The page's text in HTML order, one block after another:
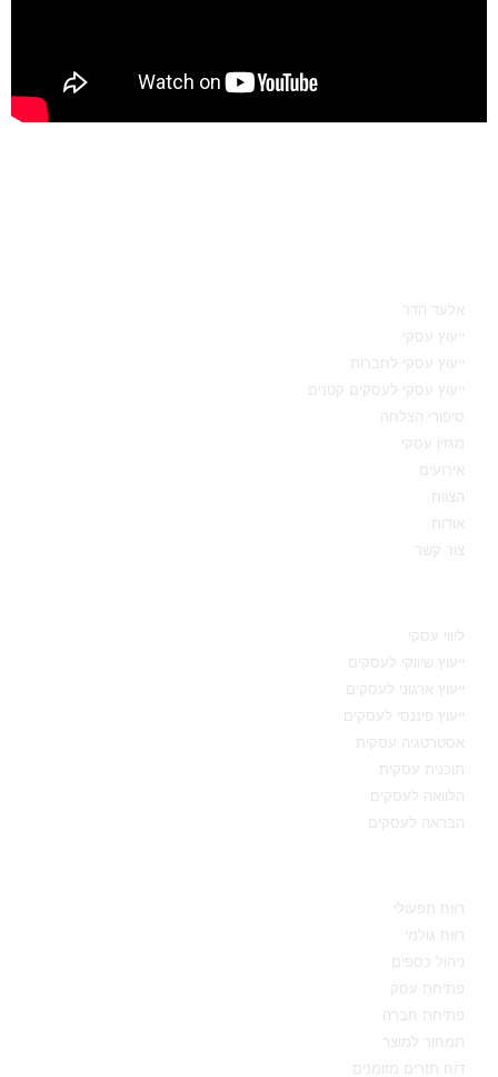
אלעד הדר
ייעוץ עסקי
ייעוץ עסקי לחברות
ייעוץ עסקי לעסקים קטנים
סיפורי הצלחה
מגזין עסקי
אירועים
הצוות
אודות
צור קשר
ליווי עסקי
ייעוץ שיווקי לעסקים
ייעוץ ארגוני לעסקים
ייעוץ פיננסי לעסקים
אסטרטגיה עסקית
תוכנית עסקית
הלוואה לעסקים
הבראה לעסקים
רווח תפעולי
רווח גולמי
ניהול כספים
פתיחת עסק
פתיחת חברה
תמחור למוצר
דוח תזרים מזומנים